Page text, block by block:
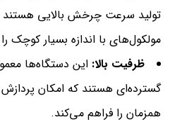
تولید سرعت چرخش بالایی هستند
مولکول‌های با اندازه بسیار کوچک
ظرفیت بالا: این دستگاه‌ها
گسترده‌ای هستند که امکان
همزمان را فراهم می‌کند.